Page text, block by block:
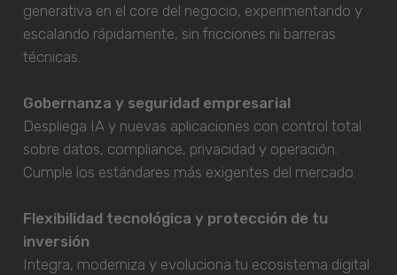
generativa en el core del negocio, experimentando y
escalando rápidamente, sin fricciones ni barreras
técnicas.
Gobernanza y seguridad empresarial
Despliega IA y nuevas aplicaciones con control total
sobre datos, compliance, privacidad y operación.
Cumple los estándares más exigentes del mercado.
Flexibilidad tecnológica y protección de tu
inversión
Integra, moderniza y evoluciona tu ecosistema digital